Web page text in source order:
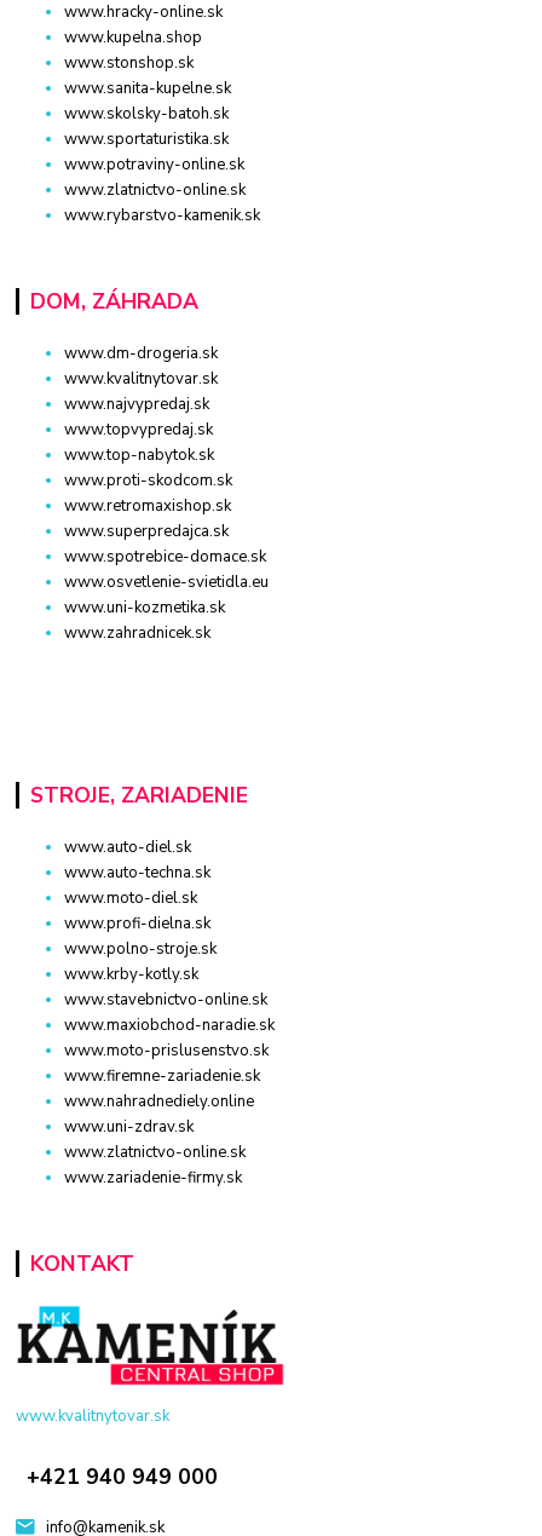
www.hracky-online.sk
www.kupelna.shop
www.stonshop.sk
www.sanita-kupelne.sk
www.skolsky-batoh.sk
www.sportaturistika.sk
www.potraviny-online.sk
www.zlatnictvo-online.sk
www.rybarstvo-kamenik.sk
DOM, ZÁHRADA
www.dm-drogeria.sk
www.kvalitnytovar.sk
www.najvypredaj.sk
www.topvypredaj.sk
www.top-nabytok.sk
www.proti-skodcom.sk
www.retromaxishop.sk
www.superpredajca.sk
www.spotrebice-domace.sk
www.osvetlenie-svietidla.eu
www.uni-kozmetika.sk
www.zahradnicek.sk
STROJE, ZARIADENIE
www.auto-diel.sk
www.auto-techna.sk
www.moto-diel.sk
www.profi-dielna.sk
www.polno-stroje.sk
www.krby-kotly.sk
www.stavebnictvo-online.sk
www.maxiobchod-naradie.sk
www.moto-prislusenstvo.sk
www.firemne-zariadenie.sk
www.nahradnediely.online
www.uni-zdrav.sk
www.zlatnictvo-online.sk
www.zariadenie-firmy.sk
KONTAKT
www.kvalitnytovar.sk
+421 940 949 000
info@kamenik.sk